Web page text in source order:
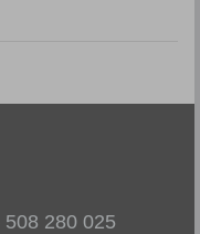
508 280 025